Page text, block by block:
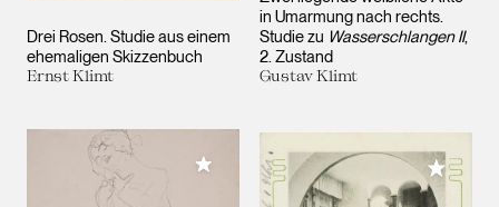
Drei Rosen. Studie aus einem
ehemaligen Skizzenbuch
Ernst Klimt
in Umarmung nach rechts.
Studie zu Wasserschlangen II,
2. Zustand
Gustav Klimt
Meiner Sammlung hinzufügen Meiner